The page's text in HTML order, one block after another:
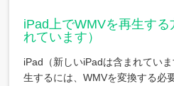
iPad上でWMVを再生する
れています）
iPad（新しいiPadは含まれてい
生するには、WMVを変換する必